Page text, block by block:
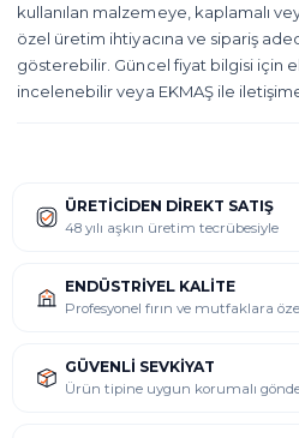
kullanılan malzemeye, kaplamalı
özel üretim ihtiyacına ve sipariş
gösterebilir. Güncel fiyat bilgisi için
incelenebilir veya EKMAŞ ile
ÜRETICIDEN DIREKT SATIŞ
48 yılı aşkın üretim tecrübesiyle
ENDÜSTRIYEL KALITE
Profesyonel fırın ve mutfaklara
GÜVENLI SEVKIYAT
Ürün tipine uygun korumalı